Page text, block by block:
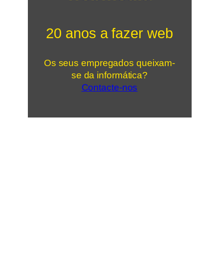
20 anos a fazer web
Os seus empregados queixam-
se da informática?
Contacte-nos